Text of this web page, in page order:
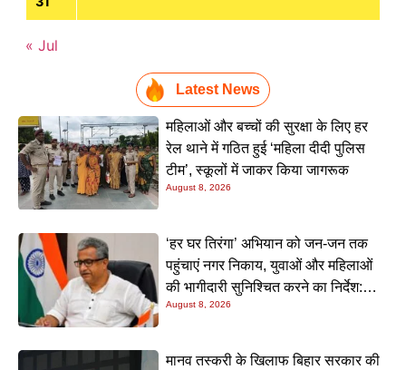
« Jul
Latest News
महिलाओं और बच्चों की सुरक्षा के लिए हर
रेल थाने में गठित हुई ‘महिला दीदी पुलिस
टीम’, स्कूलों में जाकर किया जागरूक
August 8, 2026
‘हर घर तिरंगा’ अभियान को जन-जन तक
पहुंचाएं नगर निकाय, युवाओं और महिलाओं
की भागीदारी सुनिश्चित करने का निर्देश:
नीतीश मिश्रा
August 8, 2026
मानव तस्करी के खिलाफ बिहार सरकार की